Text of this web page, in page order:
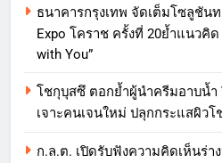
ธนาคารกรุงเทพ จัดเต็มโซลูชันท
Expo โคราช ครั้งที่ 20ย้ำแนวคิด
with You”
โชกุบุสซึ ตอกย้ำผู้นำครีมอาบน้
เจาะคนเจนใหม่ ปลุกกระแสผิวโ
ก.ล.ต. เปิดรับฟังความคิดเห็นร่า